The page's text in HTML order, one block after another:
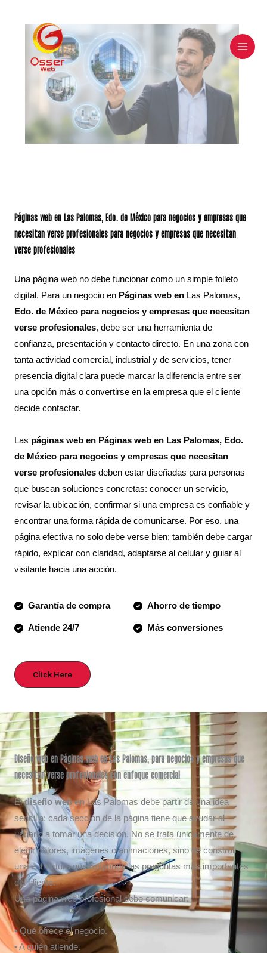
Páginas web en Las Palomas, Edo. de México para negocios y empresas que
necesitan verse profesionales para negocios y empresas que necesitan
verse profesionales
Una página web no debe funcionar como un simple folleto
digital. Para un negocio en Páginas web en Las Palomas,
Edo. de México para negocios y empresas que necesitan
verse profesionales, debe ser una herramienta de
confianza, presentación y contacto directo. En una zona con
tanta actividad comercial, industrial y de servicios, tener
presencia digital clara puede marcar la diferencia entre ser
una opción más o convertirse en la empresa que el cliente
decide contactar.
Las páginas web en Páginas web en Las Palomas, Edo.
de México para negocios y empresas que necesitan
verse profesionales deben estar diseñadas para personas
que buscan soluciones concretas: conocer un servicio,
revisar la ubicación, confirmar si una empresa es confiable y
encontrar una forma rápida de comunicarse. Por eso, una
página efectiva no solo debe verse bien; también debe cargar
rápido, explicar con claridad, adaptarse al celular y guiar al
visitante hacia una acción.
Garantía de compra
Atiende 24/7
Ahorro de tiempo
Más conversiones
Click Here
Diseño web en Páginas web en Las Palomas, para negocios y empresas que
necesitan verse profesionales con enfoque comercial
Eldiseño web enLas Palomas debe partir de una idea
sencilla: cada sección de la página tiene que ayudar al
usuario a tomar una decisión. No se trata únicamente de
elegir colores, imágenes o animaciones, sino de construir
una estructura que responda las preguntas más importantes
del cliente.
Una página web profesional debe comunicar:
• Qué ofrece el negocio.
• A quién atiende.